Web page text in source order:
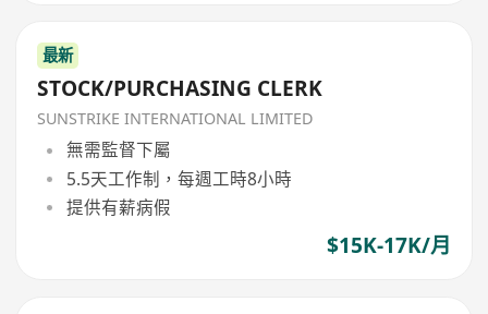
最新
STOCK/PURCHASING CLERK
SUNSTRIKE INTERNATIONAL LIMITED
無需監督下屬
5.5天工作制，每週工時8小時
提供有薪病假
$15K-17K/月